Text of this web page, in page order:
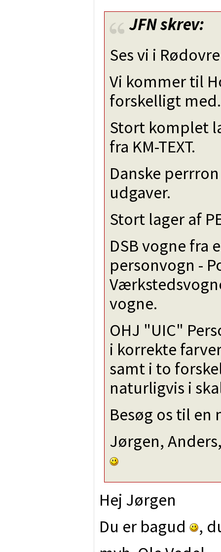
JFNskrev:
Ses vi i
Vi kommer til
forskelligt
Stort komplet
fra KM-TEXT.
Danske
udgaver.
Stort lager af
DSB vogne fra
personvogn -
vogne.
OHJ "UIC"
i korrekte
samt i to
naturligvis i
Besøg os til en
Jørgen,
Hej Jørgen
Du er bagud
,